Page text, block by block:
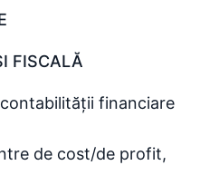
FISCALĂ
financiare
de cost/de profit,